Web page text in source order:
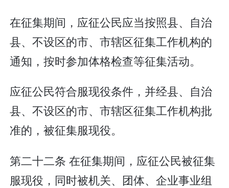
在征集期间，应征公民应当按照县、自治
县、不设区的市、市辖区征集工作机构的
通知，按时参加体格检查等征集活动。
应征公民符合服现役条件，并经县、自治
县、不设区的市、市辖区征集工作机构批
准的，被征集服现役。
第二十二条 在征集期间，应征公民被征集
服现役，同时被机关、团体、企业事业组